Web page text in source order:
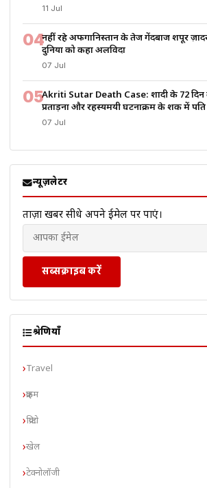
11 Jul
04नहीं रहे अफगानिस्तान के तेज गेंदबाज शपूर
दुनिया को कहा अलविदा
07 Jul
05Akriti Sutar Death Case: शादी के 72 दिन
प्रताड़ना और रहस्यमयी घटनाक्रम के शक में पति
07 Jul
न्यूज़लेटर
ताज़ा खबरें सीधे अपने ईमेल पर पाएं।
सब्सक्राइब करें
श्रेणियाँ
Travel
क्राइम
क्रिप्टो
खेल
टेक्नोलॉजी